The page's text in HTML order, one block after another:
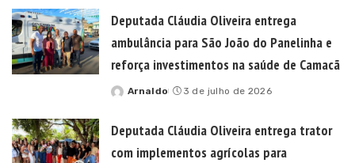
Deputada Cláudia Oliveira entrega
ambulância para São João do Panelinha e
reforça investimentos na saúde de Camacã
Posted
Arnaldo 3 de julho de 2026
Deputada Cláudia Oliveira entrega trator
com implementos agrícolas para